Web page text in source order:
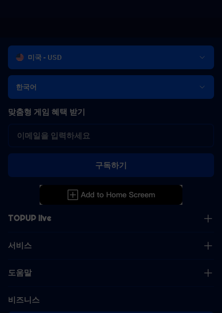
미국 - USD
한국어
TOPUP live
서비스
도움말
비즈니스
맞춤형 게임 혜택 받기
구독하기